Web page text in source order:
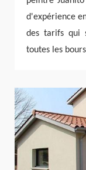
d'expérience
des tarifs qui
toutes les